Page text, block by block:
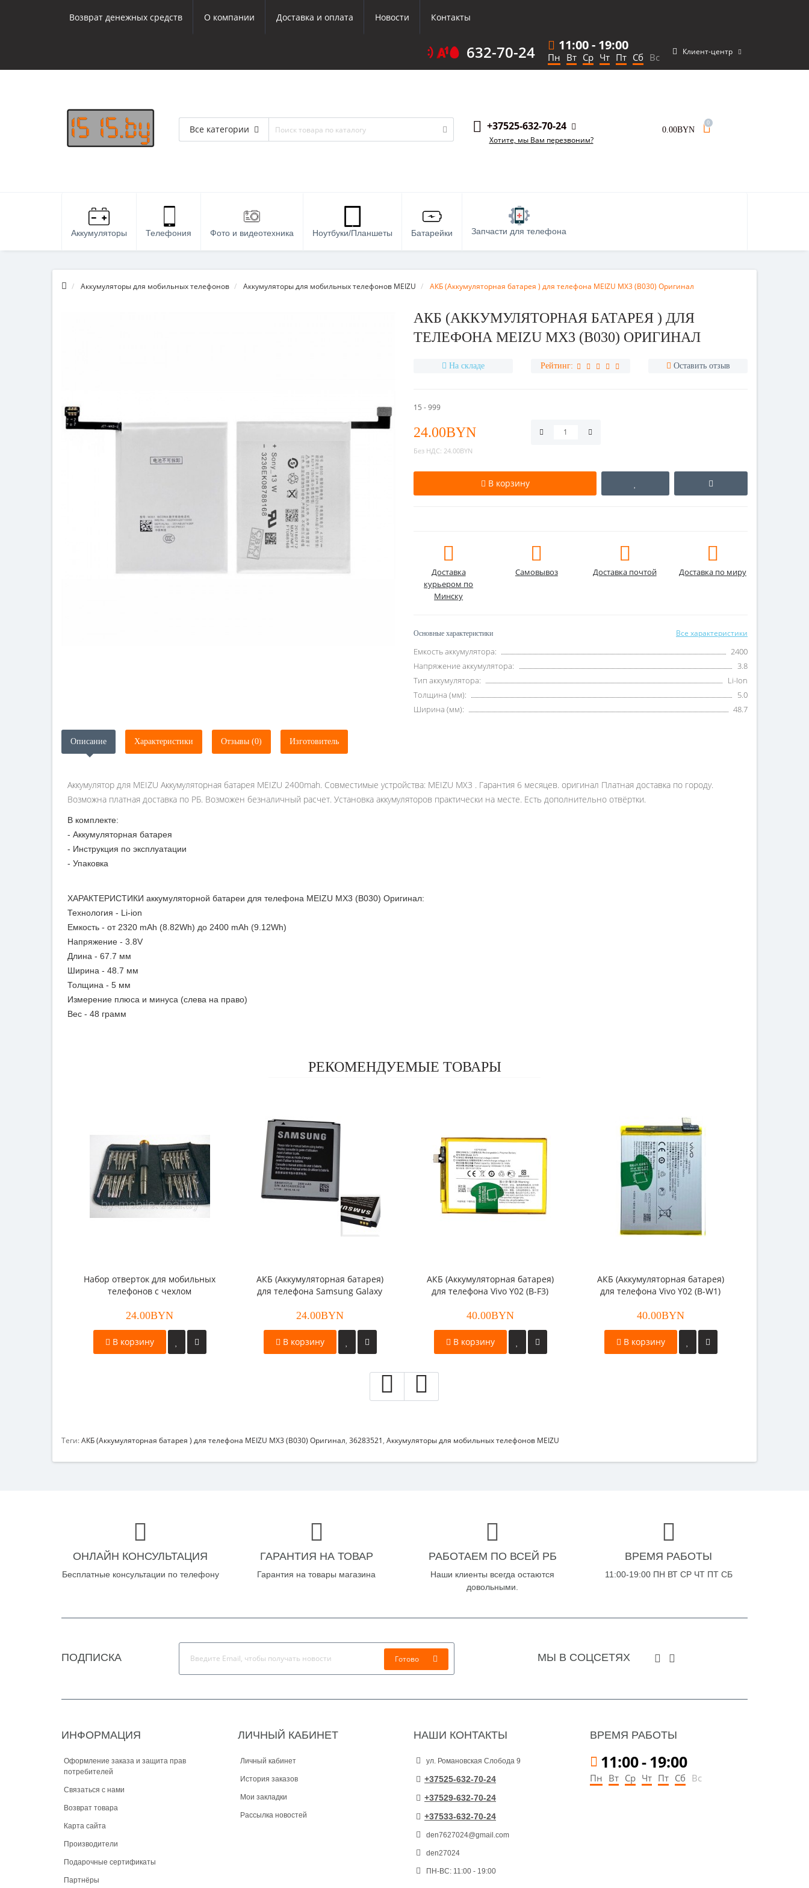
Возврат денежных средств О компании Доставка и оплата Новости Контакты
632-70-24 11:00- 19:00
Пн Вт Ср Чт Пт Сб Вс Клиент-центр
Все категории +37525-632-70-24
Хотите, мы Вам перезвоним?
0.00BYN
0
Аккумуляторы Телефония Фото и видеотехника Ноутбуки/Планшеты Батарейки Запчасти для телефона
Аккумуляторы для мобильных телефонов Аккумуляторы для мобильных телефонов MEIZU АКБ (Аккумуляторная батарея ) для телефона MEIZU MX3 (B030) Оригинал
АКБ (АККУМУЛЯТОРНАЯ БАТАРЕЯ ) ДЛЯ
ТЕЛЕФОНА MEIZU MX3 (B030) ОРИГИНАЛ
На складе Рейтинг: Оставить отзыв
15 - 999
24.00BYN
Без НДС: 24.00BYN
В корзину
Доставка
курьером по
Минску
Самовывоз Доставка почтой Доставка по миру
Основные характеристики Все характеристики
Емкость аккумулятора:
2400
Напряжение аккумулятора:
3.8
Тип аккумулятора:
Li-Ion
Толщина (мм):
5.0
Ширина (мм):
48.7
Описание Характеристики Отзывы (0) Изготовитель
Аккумулятор для MEIZU Аккумуляторная батарея MEIZU 2400mah. Совместимые устройства: MEIZU MX3 . Гарантия 6 месяцев. оригинал Платная доставка по городу.
Возможна платная доставка по РБ. Возможен безналичный расчет. Установка аккумуляторов практически на месте. Есть дополнительно отвёртки.
В комплекте:
- Аккумуляторная батарея
- Инструкция по эксплуатации
- Упаковка
ХАРАКТЕРИСТИКИ аккумуляторной батареи для телефона MEIZU MX3 (B030) Оригинал:
Технология - Li-ion
Емкость - от 2320 mAh (8.82Wh) до 2400 mAh (9.12Wh)
Напряжение - 3.8V
Длина - 67.7 мм
Ширина - 48.7 мм
Толщина - 5 мм
Измерение плюса и минуса (слева на право)
Вес - 48 грамм
РЕКОМЕНДУЕМЫЕ ТОВАРЫ
Набор отверток для мобильных
телефонов с чехлом
24.00BYN
В корзину
АКБ (Аккумуляторная батарея)
для телефона Samsung Galaxy
оригинал
24.00BYN
В корзину
АКБ (Аккумуляторная батарея)
для телефона Vivo Y02 (B-F3)
40.00BYN
В корзину
АКБ (Аккумуляторная батарея)
для телефона Vivo Y02 (B-W1)
40.00BYN
В корзину
Теги:АКБ (Аккумуляторная батарея ) для телефона MEIZU MX3 (B030) Оригинал, 36283521, Аккумуляторы для мобильных телефонов MEIZU
ОНЛАЙН КОНСУЛЬТАЦИЯ
Бесплатные консультации по телефону
ГАРАНТИЯ НА ТОВАР
Гарантия на товары магазина
РАБОТАЕМ ПО ВСЕЙ РБ
Наши клиенты всегда остаются
довольными.
ВРЕМЯ РАБОТЫ
11:00-19:00 ПН ВТ СР ЧТ ПТ СБ
ПОДПИСКА Готово МЫ В СОЦСЕТЯХ
ИНФОРМАЦИЯ
Оформление заказа и защита прав
потребителей
Связаться с нами
Возврат товара
Карта сайта
Производители
Подарочные сертификаты
Партнёры
ЛИЧНЫЙ КАБИНЕТ
Личный кабинет
История заказов
Мои закладки
Рассылка новостей
НАШИ КОНТАКТЫ
ул. Романовская Слобода 9
+37525-632-70-24
+37529-632-70-24
+37533-632-70-24
den7627024@gmail.com
den27024
ПН-ВС: 11:00 - 19:00
ВРЕМЯ РАБОТЫ
11:00-19:00
Пн Вт Ср Чт Пт Сб Вс